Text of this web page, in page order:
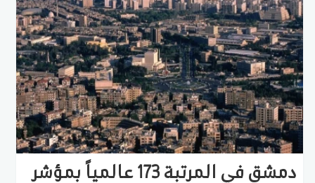
دمشق في المرتبة 173 عالمياً بمؤشر